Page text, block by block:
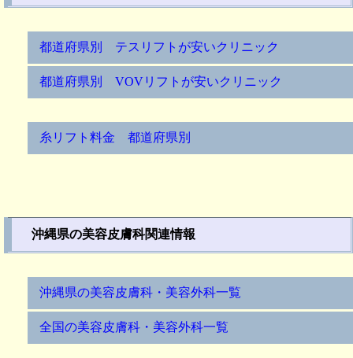
都道府県別 テスリフトが安いクリニック
都道府県別 VOVリフトが安いクリニック
糸リフト料金 都道府県別
沖縄県の美容皮膚科関連情報
沖縄県の美容皮膚科・美容外科一覧
全国の美容皮膚科・美容外科一覧